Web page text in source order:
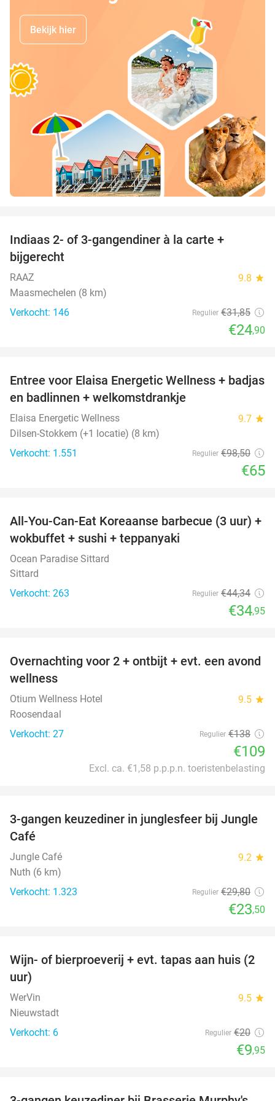
Bekijk hier
Indiaas 2- of 3-gangendiner à la carte +
bijgerecht
RAAZ 9.8 star
Maasmechelen (8 km)
Verkocht: 146
Regulier €31,85
€24,90
34%
Entree voor Elaisa Energetic Wellness + badjas
en badlinnen + welkomstdrankje
Elaisa Energetic Wellness 9.7 star
Dilsen-Stokkem (+1 locatie) (8 km)
Verkocht: 1.551
Regulier €98,50
€65
21%
All-You-Can-Eat Koreaanse barbecue (3 uur) +
wokbuffet + sushi + teppanyaki
Ocean Paradise Sittard
Sittard
Verkocht: 263
Regulier €44,34
€34,95
21%
Overnachting voor 2 + ontbijt + evt. een avond
wellness
Otium Wellness Hotel 9.5 star
Roosendaal
Verkocht: 27
Regulier €138
€109
Excl. ca. €1,58 p.p.p.n. toeristenbelasting
21%
3-gangen keuzediner in junglesfeer bij Jungle
Café
Jungle Café 9.2 star
Nuth (6 km)
Verkocht: 1.323
Regulier €29,80
€23,50
50%
Wijn- of bierproeverij + evt. tapas aan huis (2
uur)
WerVin 9.5 star
Nieuwstadt
Verkocht: 6
Regulier €20
€9,95